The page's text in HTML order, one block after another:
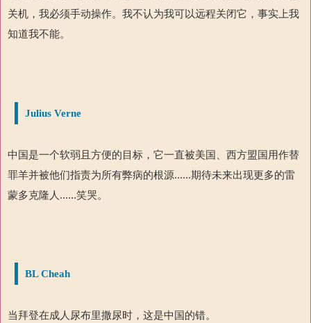
关机，我必须手动操作。我不认为我可以远程关闭它，事实上我
知道我不能。
Julius Verne
中国是一个软弱且 方便的目标，它一直被美国、西方盟国用作替
罪羊并被他们指责为所有弊病的根源......期待未来出现更多的雷
蒙多克隆人 ......笑哭。
BL Cheah
当拜登在成人尿布里撒尿时，这是中国的错。